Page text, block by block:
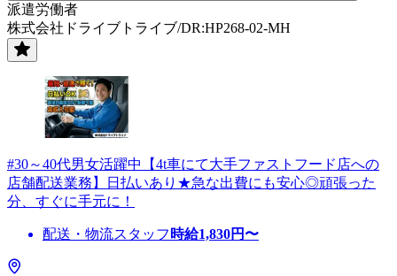
派遣労働者
株式会社ドライブトライブ/DR:HP268-02-MH
#30～40代男女活躍中【4t車にて大手ファストフード店への
店舗配送業務】日払いあり★急な出費にも安心◎頑張った
分、すぐに手元に！
配送・物流スタッフ 時給1,830円〜